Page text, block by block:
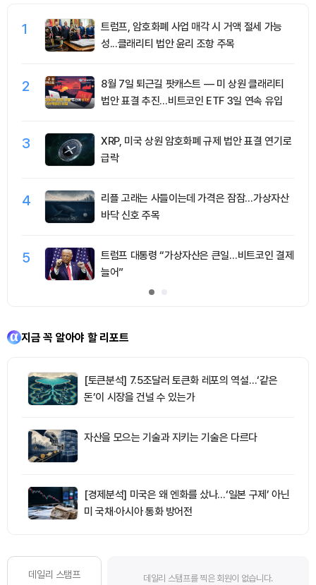
1
트럼프, 암호화폐 사업 매각 시 거액 절세 가능
성...클래리티 법안 윤리 조항 주목
2
8월 7일 퇴근길 팟캐스트 — 미 상원 클래리티
법안 표결 추진…비트코인 ETF 3일 연속 유입
3
XRP, 미국 상원 암호화폐 규제 법안 표결 연기로
급락
4
리플 고래는 사들이는데 가격은 잠잠…가상자산
바닥 신호 주목
5
트럼프 대통령 “가상자산은 큰일…비트코인 결제
늘어”
지금 꼭 알아야 할 리포트
[토큰분석] 7.5조달러 토큰화 레포의 역설…‘같은
돈’이 시장을 건널 수 있는가
자산을 모으는 기술과 지키는 기술은 다르다
[경제분석] 미국은 왜 엔화를 샀나…‘일본 구제’ 아닌
미 국채·아시아 통화 방어전
데일리 스탬프
데일리 스탬프를 찍은 회원이 없습니다.